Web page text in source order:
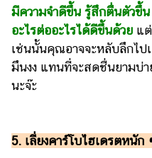
มีความจำดีขึ้น รู้สึกตื่นตัวขึ้
อะไรต่ออะไรได้ดีขึ้นด้วย แ
เช่นนั้นคุณอาจจะหลับลึกไป
มึนงง แทนที่จะสดชื่นยามบ่า
นะจ๊ะ
5. เลี่ยงคาร์โบไฮเดรตหนัก